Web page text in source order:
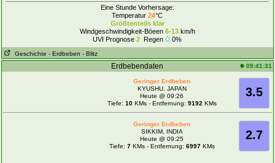
Eine Stunde Vorhersage:
Temperatur24°C
Größtenteils klar
Windgeschwindigkeit-Böeen 6-13km/h
UVI Prognose2 Regen 0%
Geschichte - Erdbeben - Blitz
Erdbebendaten 09:41:31
3.5
Geringer Erdbeben
KYUSHU, JAPAN
Heute @ 09:26
Tiefe: 10KMs - Entfernung: 9192 KMs
2.7
Geringer Erdbeben
SIKKIM, INDIA
Heute @ 09:25
Tiefe: 7KMs - Entfernung: 6997KMs